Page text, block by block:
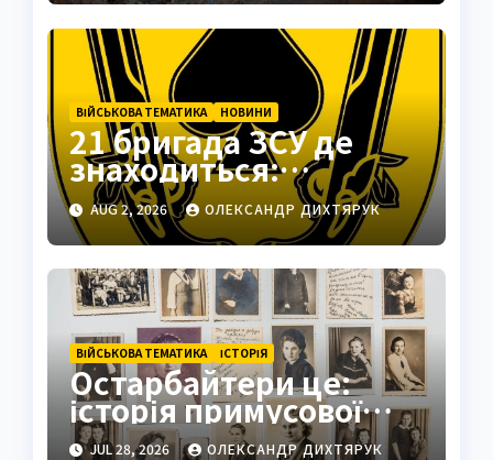
ВІЙСЬКОВА ТЕМАТИКА НОВИНИ
21 бригада ЗСУ де
знаходиться:
Подільськ як
стратегічний центр
AUG 2, 2026 ОЛЕКСАНДР ДИХТЯРУК
ВІЙСЬКОВА ТЕМАТИКА ІСТОРІЯ
Остарбайтери це:
історія примусової
праці українців
JUL 28, 2026 ОЛЕКСАНДР ДИХТЯРУК